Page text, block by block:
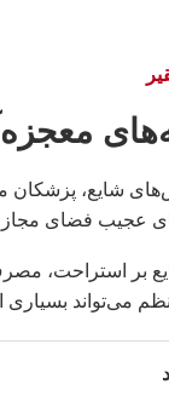
شایع،
عجیب فضای
بر استراحت،
می‌تواند